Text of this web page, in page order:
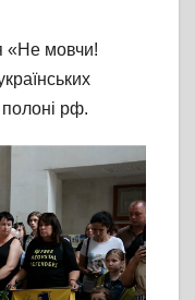
«Не мовчи!
полоні рф.